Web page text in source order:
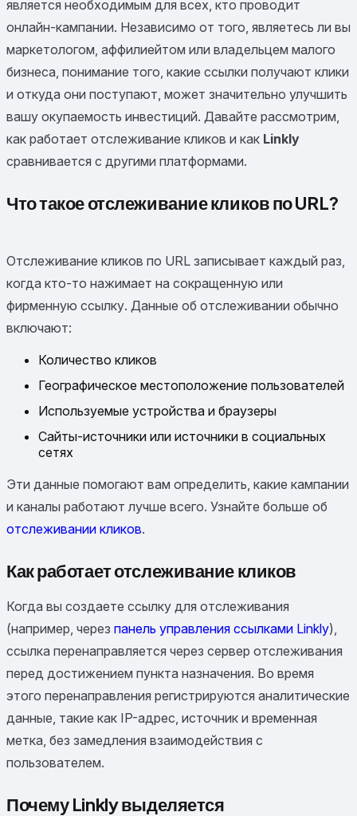
является необходимым для всех, кто проводит
онлайн-кампании. Независимо от того, являетесь ли вы
маркетологом, аффилиейтом или владельцем малого
бизнеса, понимание того, какие ссылки получают клики
и откуда они поступают, может значительно улучшить
вашу окупаемость инвестиций. Давайте рассмотрим,
как работает отслеживание кликов и как Linkly
сравнивается с другими платформами.
Что такое отслеживание кликов по URL?
Отслеживание кликов по URL записывает каждый раз,
когда кто-то нажимает на сокращенную или
фирменную ссылку. Данные об отслеживании обычно
включают:
Количество кликов
Географическое местоположение пользователей
Используемые устройства и браузеры
Сайты-источники или источники в социальных
сетях
Эти данные помогают вам определить, какие кампании
и каналы работают лучше всего. Узнайте больше об
отслеживании кликов.
Как работает отслеживание кликов
Когда вы создаете ссылку для отслеживания
(например, через панель управления ссылками Linkly),
ссылка перенаправляется через сервер отслеживания
перед достижением пункта назначения. Во время
этого перенаправления регистрируются аналитические
данные, такие как IP-адрес, источник и временная
метка, без замедления взаимодействия с
пользователем.
Почему Linkly выделяется